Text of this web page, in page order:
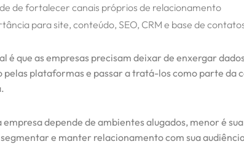
de fortalecer canais próprios de relacionamento
para site, conteúdo, SEO, CRM e base de
é que as empresas precisam deixar de enxergar
pelas plataformas e passar a tratá-los como parte da
empresa depende de ambientes alugados, menor é
e manter relacionamento com sua